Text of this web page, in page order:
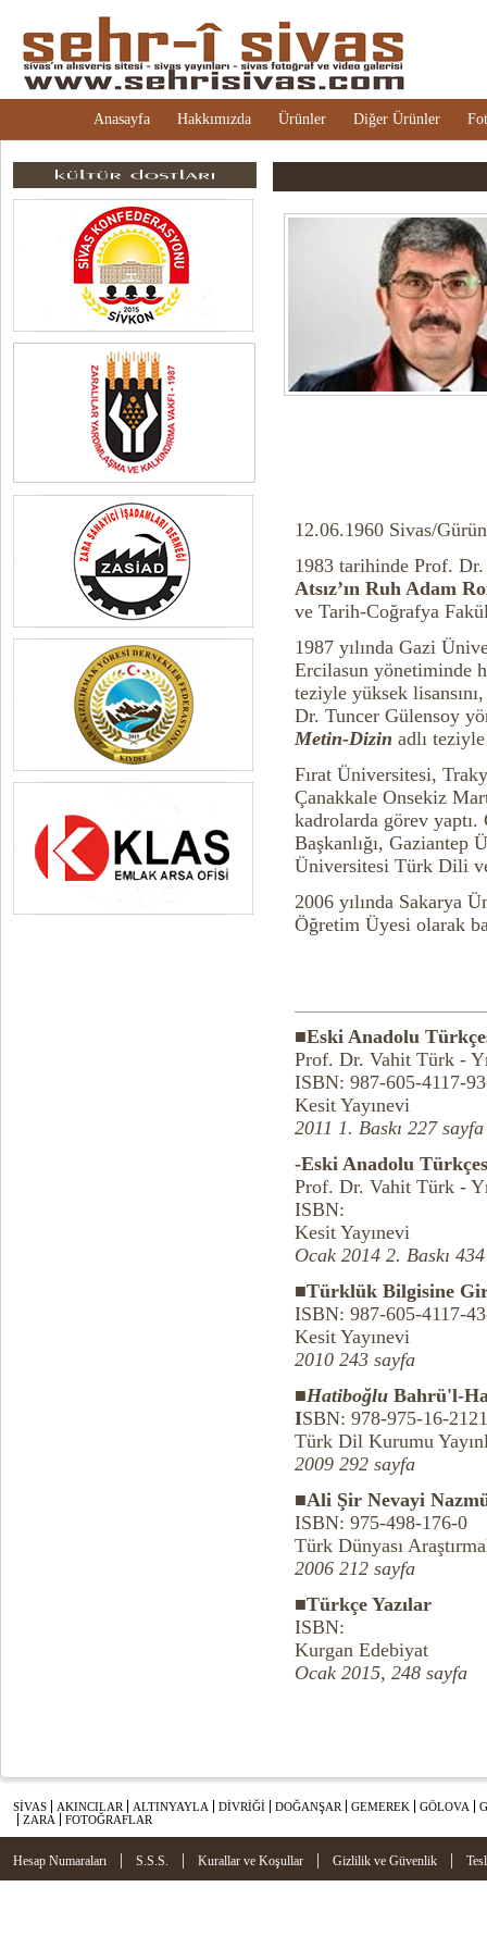
Anasayfa Hakkımızda Ürünler Diğer Ürünler
12.06.1960 Sivas/
1983 tarihinde Prof. Dr.
Atsız’ın Ruh Adam
ve Tarih-Coğrafya
1987 yılında Gazi
Ercilasun yönetiminde
teziyle yüksek
Dr. Tuncer Gülensoy
Metin-Dizin adlı
Fırat Üniversitesi,
Çanakkale Onsekiz
kadrolarda görev
Başkanlığı,
Üniversitesi Türk Dili
2006 yılında Sakarya
Öğretim Üyesi olarak
■Eski Anadolu
Prof. Dr. Vahit Türk -
ISBN: 987-605-4117-
Kesit Yayınevi
2011 1. Baskı 227 sayfa
-Eski Anadolu
Prof. Dr. Vahit Türk -
ISBN:
Kesit Yayınevi
Ocak 2014 2. Baskı
■Türklük Bilgisine
ISBN: 987-605-4117-
Kesit Yayınevi
2010 243 sayfa
■Hatiboğlu Bahrü'l-
ISBN: 978-975-16-
Türk Dil Kurumu
2009 292 sayfa
■Ali Şir Nevayi
ISBN: 975-498-176-0
Türk Dünyası
2006 212 sayfa
■Türkçe Yazılar
ISBN:
Kurgan Edebiyat
Ocak 2015, 248 sayfa
SİVAS AKINCILAR ALTINYAYLA DİVRİĞİ DOĞANŞAR GEMEREK GÖLOVA
ZARA
FOTOĞRAFLAR
Hesap Numaraları | S.S.S. | Kurallar ve Koşullar | Gizlilik ve Güvenlik |